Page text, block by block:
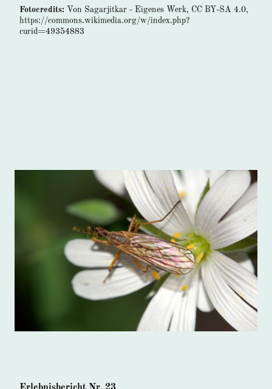
Fotocredits: Von Sagarjitkar - Eigenes Werk, CC BY-SA 4.0,
https://commons.wikimedia.org/w/index.php?
curid=49354883